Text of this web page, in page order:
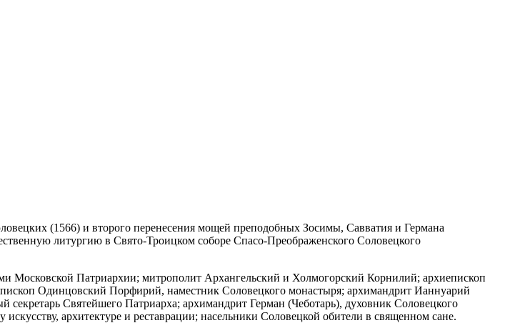
(1566) и второго перенесения мощей преподобных Зосимы, Савватия и Германа
литургию в Свято-Троицком соборе Спасо-Преображенского Соловецкого
Патриархии; митрополит Архангельский и Холмогорский Корнилий; архиепископ
Одинцовский Порфирий, наместник Соловецкого монастыря; архимандрит Ианнуарий
Святейшего Патриарха; архимандрит Герман (Чеботарь), духовник Соловецкого
архитектуре и реставрации; насельники Соловецкой обители в священном сане.